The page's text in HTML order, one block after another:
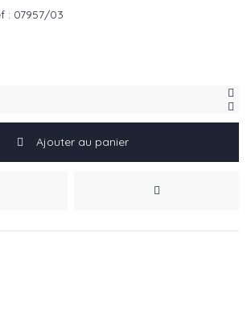
: 07957/03
Ajouter au panier